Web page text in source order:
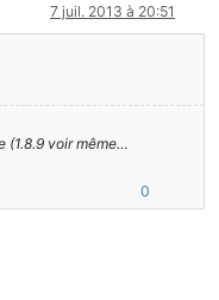
7 juil. 2013 à 20:51
(1.8.9 voir même…
0